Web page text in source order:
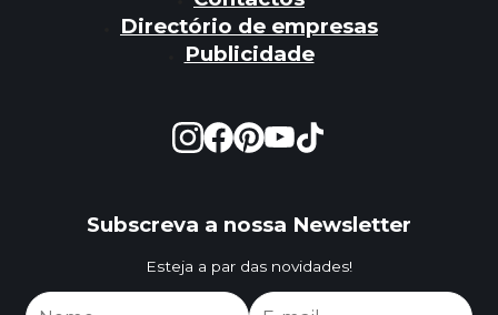
Directório de empresas
Publicidade
Subscreva a nossa Newsletter
Esteja a par das novidades!